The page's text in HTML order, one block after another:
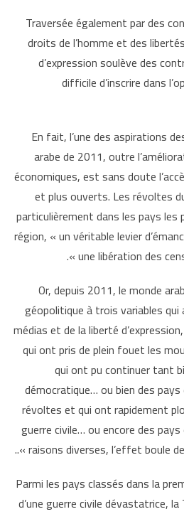
Traversée également par des
droits de l’homme et des
d’expression soulève des
difficile d’inscrire dans
En fait, l’une des aspirations
arabe de 2011, outre
économiques, est sans doute
et plus ouverts. Les révoltes
particulièrement dans les pays
région, «un véritable levier
une libération des
Or, depuis 2011, le monde
géopolitique à trois variables
médias et de la liberté
qui ont pris de plein fouet les
qui ont pu continuer tant
démocratique… ou bien des
révoltes et qui ont rapidement
guerre civile… ou encore des
raisons diverses, l’effet boule de
Parmi les pays classés dans la
d’une guerre civile dévastatrice,